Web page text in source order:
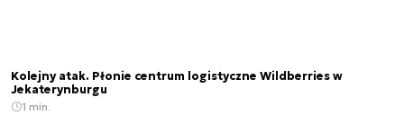
Kolejny atak. Płonie centrum logistyczne Wildberries w
Jekaterynburgu
1 min.